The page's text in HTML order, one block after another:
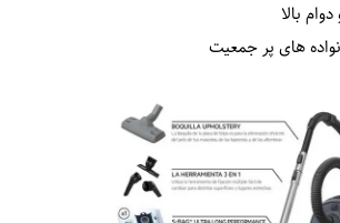
بالا
های پر جمعیت